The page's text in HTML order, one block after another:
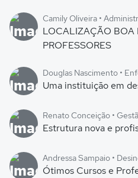
Camily Oliveira •
LOCALIZAÇÃO BOA
PROFESSORES
Douglas Nascimento •
Uma instituição em
Renato Conceição •
Estrutura nova e
Andressa Sampaio •
Ótimos Cursos e